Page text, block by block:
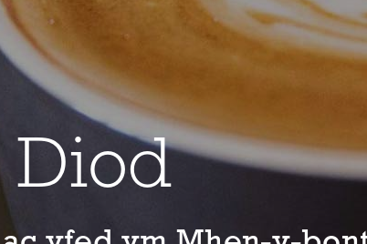
Diod